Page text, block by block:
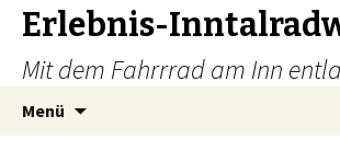
Erlebnis-
Mit dem Fahrrrad am Inn
Menü